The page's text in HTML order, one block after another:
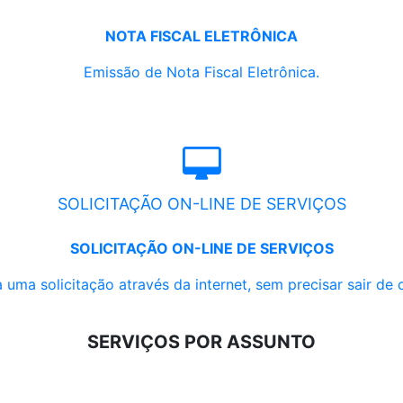
NOTA FISCAL ELETRÔNICA
Emissão de Nota Fiscal Eletrônica.
SOLICITAÇÃO ON-LINE DE SERVIÇOS
SOLICITAÇÃO ON-LINE DE SERVIÇOS
uma solicitação através da internet, sem precisar sair de
SERVIÇOS POR ASSUNTO